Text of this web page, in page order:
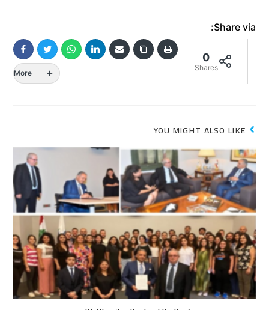
Share via:
0
Shares
More
YOU MIGHT ALSO LIKE